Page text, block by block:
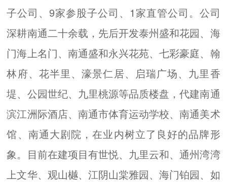
子公司、9家参股子公司、1家直管公司。公司
深耕南通二十余载，先后开发泰州盛和花园、海
门海上名门、南通盛和永兴花苑、七彩豪庭、翰
林府、花半里、濠景仁居、启瑞广场、九里香
堤、公园世纪、九里桃源等品质楼盘，代建南通
滨江洲际酒店、南通市体育运动学校、南通美术
馆、南通大剧院，在业内树立了良好的品牌形
象。目前在建项目有世悦、九里云和、通州湾湾
上文华、观山樾、江阴山棠雅园、海门铂园、如